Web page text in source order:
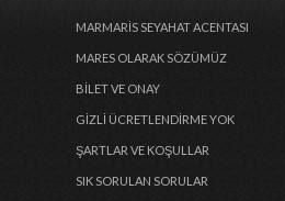
MARMARIS SEYAHAT ACENTASI
MARES OLARAK SÖZÜMÜZ
BILET VE ONAY
GIZLI ÜCRETLENDIRME YOK
ŞARTLAR VE KOŞULLAR
SIK SORULAN SORULAR